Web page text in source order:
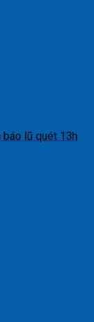
báo lũ quét 13h